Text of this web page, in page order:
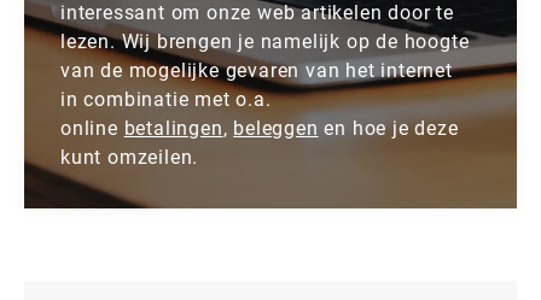
interessant om onze web artikelen door te
lezen. Wij brengen je namelijk op de hoogte
van de mogelijke gevaren van het internet
in combinatie met o.a.
online betalingen, beleggen en hoe je deze
kunt omzeilen.